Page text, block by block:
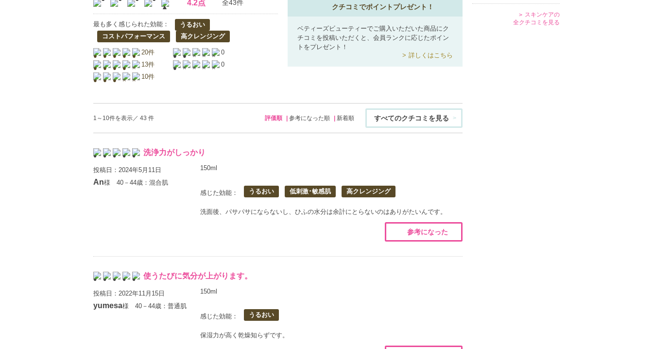
4.2点 全43件
最も多く感じられた効能：
うるおい
コストパフォーマンス
高クレンジング
20件
0
13件
0
10件
クチコミでポイントプレゼント！
ベティーズビューティーでご購入いただいた商品にク
チコミを投稿いただくと、会員ランクに応じたポイン
トをプレゼント！
詳しくはこちら
1～10件を表示／ 43 件 評価順 参考になった順 新着順 すべてのクチコミを見る
洗浄力がしっかり
投稿日：2024年5月11日
An様 40－44歳：混合肌
150ml
感じた効能： うるおい 低刺激･敏感肌 高クレンジング
洗面後、パサパサにならないし、ひふの水分は余計にとらないのはありがたいんです。
参考になった
使うたびに気分が上がります。
投稿日：2022年11月15日
yumesa様 40－44歳：普通肌
150ml
感じた効能： うるおい
保湿力が高く乾燥知らずです。
スキンケアの
全クチコミを見る